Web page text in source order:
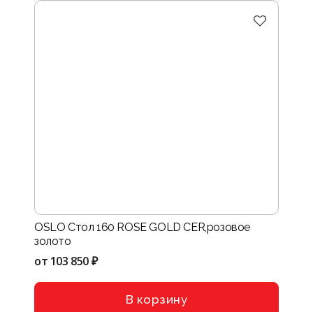
OSLO Стол 160 ROSE GOLD CER,розовое
золото
от 103 850 ₽
В корзину